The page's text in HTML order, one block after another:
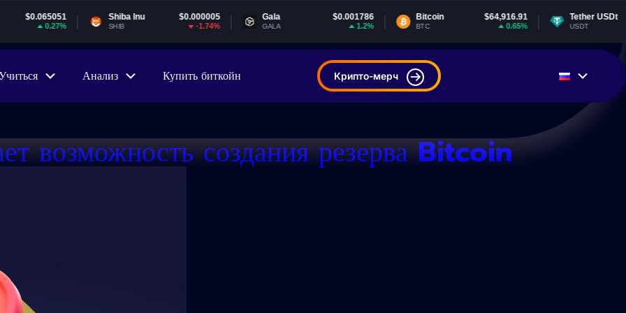
Shiba Inu $0.000005
SHIB
Gala $0.001786
GALA
Bitcoin $64,916.91
BTC
Tether USDt $0.999259
USDT
Анализ Купить биткойн Крипто-мерч
возможность создания резерва Bitcoin